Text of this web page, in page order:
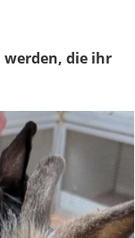
werden, die ihr